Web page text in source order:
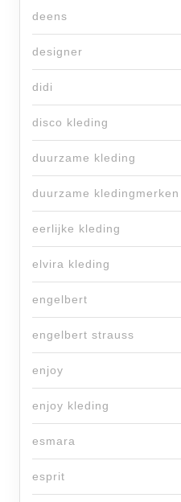
deens
designer
didi
disco kleding
duurzame kleding
duurzame kledingmerken
eerlijke kleding
elvira kleding
engelbert
engelbert strauss
enjoy
enjoy kleding
esmara
esprit